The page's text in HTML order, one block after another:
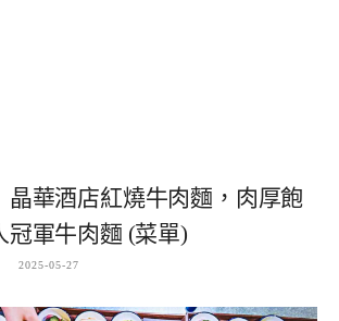
晶華酒店紅燒牛肉麵，肉厚飽
冠軍牛肉麵 (菜單)
2025-05-27